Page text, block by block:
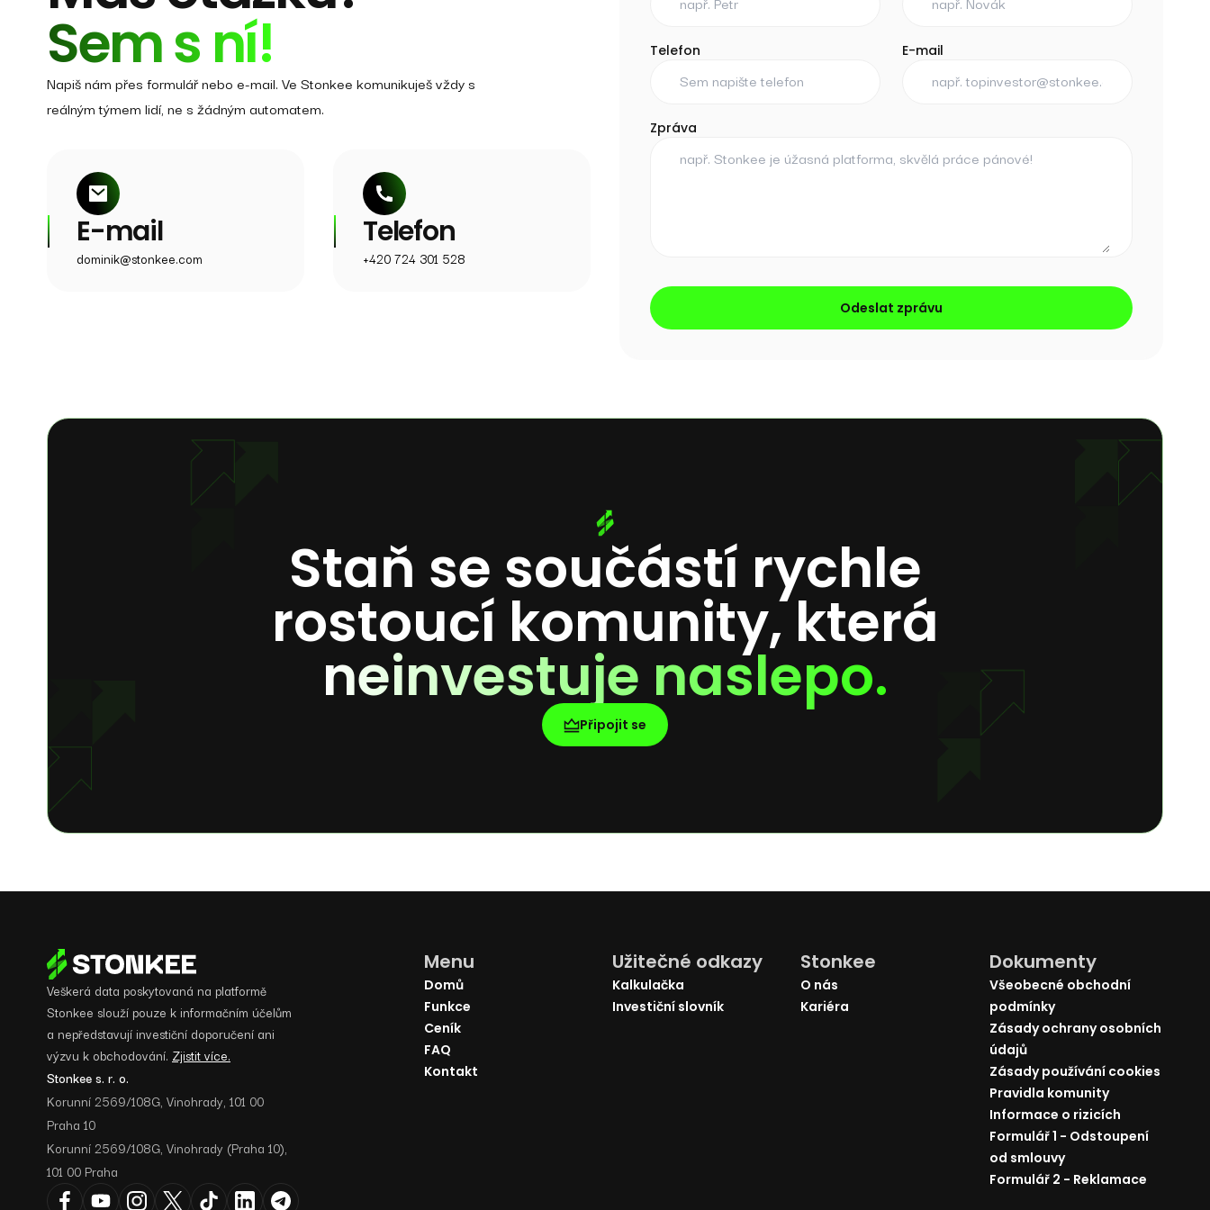
Sem s ní!
Napiš nám přes formulář nebo e-mail. Ve Stonkee komunikuješ vždy s
reálným týmem lidí, ne s žádným automatem.
E-mail
dominik@stonkee.com
Telefon
+420 724 301 528
Telefon E-mail
Zpráva
Odeslat zprávu
Staň se součástí rychle
rostoucí komunity, která
neinvestuje naslepo.
Připojit se
Veškerá data poskytovaná na platformě
Stonkee slouží pouze k informačním účelům
a nepředstavují investiční doporučení ani
výzvu k obchodování. Zjistit více.
Stonkee s. r. o.
Korunní 2569/108G, Vinohrady, 101 00
Praha 10
Korunní 2569/108G, Vinohrady (Praha 10),
101 00 Praha
Menu
Domů
Funkce
Ceník
FAQ
Kontakt
Užitečné odkazy
Kalkulačka
Investiční slovník
Stonkee
O nás
Kariéra
Dokumenty
Všeobecné obchodní
podmínky
Zásady ochrany osobních
údajů
Zásady používání cookies
Pravidla komunity
Informace o rizicích
Formulář 1 - Odstoupení
od smlouvy
Formulář 2 - Reklamace